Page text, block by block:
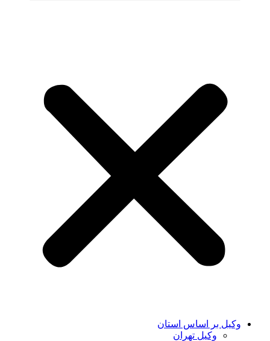
وکیل بر اساس استان
وکیل تهران